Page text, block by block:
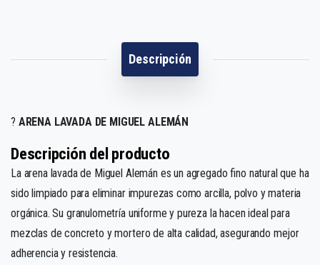
Descripción
?️ ARENA LAVADA DE MIGUEL ALEMÁN
Descripción del producto
La arena lavada de Miguel Alemán es un agregado fino natural que ha
sido limpiado para eliminar impurezas como arcilla, polvo y materia
orgánica. Su granulometría uniforme y pureza la hacen ideal para
mezclas de concreto y mortero de alta calidad, asegurando mejor
adherencia y resistencia.